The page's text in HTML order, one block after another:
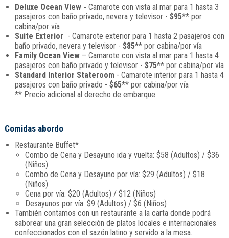
Deluxe Ocean View - Camarote con vista al mar para 1 hasta 3
pasajeros con baño privado, nevera y televisor - $95** por
cabina/por vía
Suite Exterior - Camarote exterior para 1 hasta 2 pasajeros con
baño privado, nevera y televisor - $85** por cabina/por vía
Family Ocean View– Camarote con vista al mar para 1 hasta 4
pasajeros con baño privado y televisor - $75** por cabina/por vía
Standard Interior Stateroom- Camarote interior para 1 hasta 4
pasajeros con baño privado - $65** por cabina/por vía
** Precio adicional al derecho de embarque
Comidas abordo
Restaurante Buffet*
Combo de Cena y Desayuno ida y vuelta: $58 (Adultos) / $36
(Niños)
Combo de Cena y Desayuno por vía: $29 (Adultos) / $18
(Niños)
Cena por vía: $20 (Adultos) / $12 (Niños)
Desayunos por vía: $9 (Adultos) / $6 (Niños)
También contamos con un restaurante a la carta donde podrá
saborear una gran selección de platos locales e internacionales
confeccionados con el sazón latino y servido a la mesa.